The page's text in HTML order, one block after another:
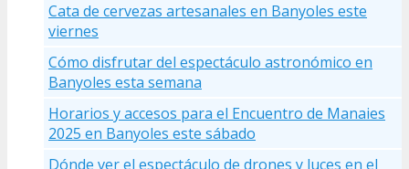
Cata de cervezas artesanales en Banyoles este
viernes
Cómo disfrutar del espectáculo astronómico en
Banyoles esta semana
Horarios y accesos para el Encuentro de Manaies
2025 en Banyoles este sábado
Dónde ver el espectáculo de drones y luces en el